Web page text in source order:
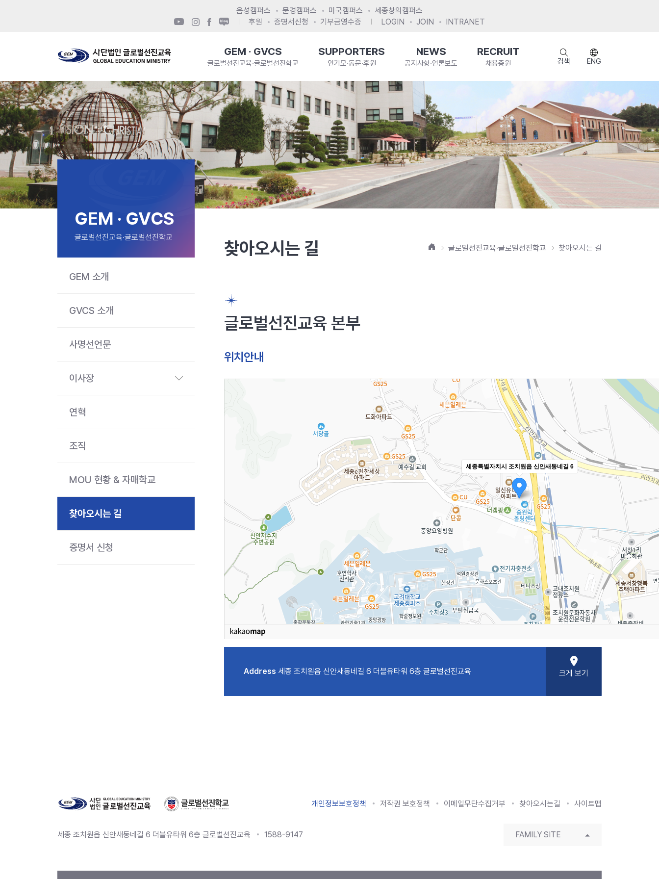
음성캠퍼스 문경캠퍼스 미국캠퍼스
세종창의캠퍼스
후원
증명서신청 기부금영수증 LOGIN JOIN INTRANET
GEM · GVCS
글로벌선진교육·글로벌선진학교
SUPPORTERS
인기모·동문·후원
NEWS
공지사항·언론보도
RECRUIT
채용충원 검색 ENG
GEM · GVCS
글로벌선진교육·글로벌선진학교
GEM 소개
GVCS 소개
사명선언문
이사장
연혁
조직
MOU 현황 & 자매학교
찾아오시는 길
증명서 신청
찾아오시는 길 홈 글로벌선진교육·글로벌선진학교 찾아오시는 길
글로벌선진교육 본부
위치안내
세종특별자치시 조치원읍 신안새동네길 6
Address 세종 조치원읍 신안새동네길 6 더블유타워 6층 글로벌선진교육
place
크게 보기
개인정보보호정책 저작권 보호정책 이메일무단수집거부 찾아오시는길 사이트맵
세종 조치원읍 신안새동네길 6 더블유타워 6층 글로벌선진교육 1588-9147 FAMILY SITE